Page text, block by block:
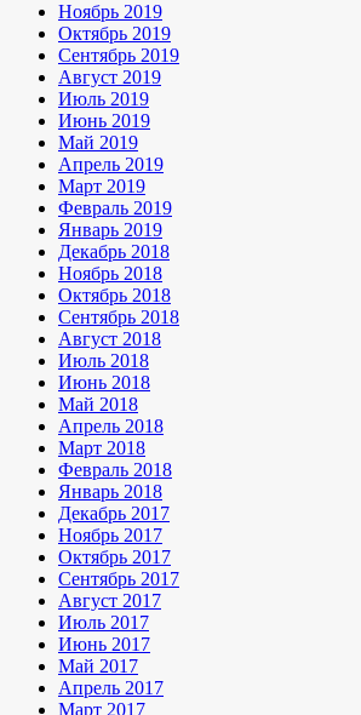
Ноябрь 2019
Октябрь 2019
Сентябрь 2019
Август 2019
Июль 2019
Июнь 2019
Май 2019
Апрель 2019
Март 2019
Февраль 2019
Январь 2019
Декабрь 2018
Ноябрь 2018
Октябрь 2018
Сентябрь 2018
Август 2018
Июль 2018
Июнь 2018
Май 2018
Апрель 2018
Март 2018
Февраль 2018
Январь 2018
Декабрь 2017
Ноябрь 2017
Октябрь 2017
Сентябрь 2017
Август 2017
Июль 2017
Июнь 2017
Май 2017
Апрель 2017
Март 2017